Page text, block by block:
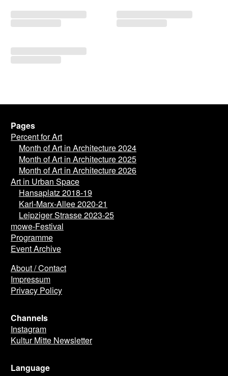
Pages
Percent for Art
Month of Art in Architecture 2024
Month of Art in Architecture 2025
Month of Art in Architecture 2026
Art in Urban Space
Hansaplatz 2018-19
Karl-Marx-Allee 2020-21
Leipziger Strasse 2023-25
mowe-Festival
Programme
Event Archive
About / Contact
Impressum
Privacy Policy
Channels
Instagram
Kultur Mitte Newsletter
Language